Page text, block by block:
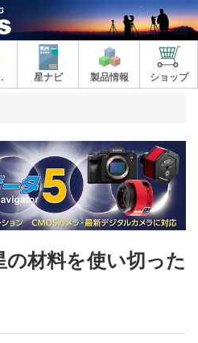
ド 星ナビ 製品情報 ショップ
材料を使い切った